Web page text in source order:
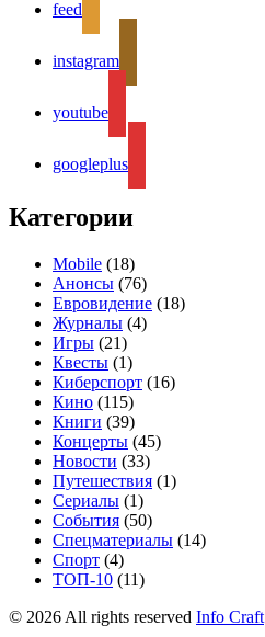
feed
instagram
youtube
googleplus
Категории
Mobile (18)
Анонсы (76)
Евровидение (18)
Журналы (4)
Игры (21)
Квесты (1)
Киберспорт (16)
Кино (115)
Книги (39)
Концерты (45)
Новости (33)
Путешествия (1)
Сериалы (1)
События (50)
Спецматериалы (14)
Спорт (4)
ТОП-10 (11)
© 2026 All rights reserved Info Craft